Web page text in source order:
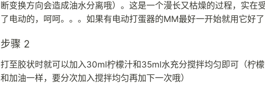
断变换方向会造成油水分离哦）。这是一个漫长又枯燥的过程，实在
了电动的，呵呵。。。如果有电动打蛋器的MM最好一开始就用它好了
步骤 2
打至胶状时就可以加入30ml柠檬汁和35ml水充分搅拌均匀即可（柠
和加油一样，要分次加入搅拌均匀再加下一次哦）